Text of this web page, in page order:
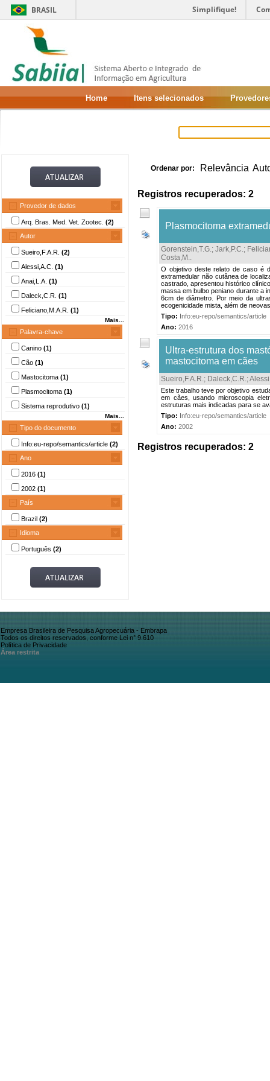
BRASIL Simplifique!
Home Itens selecionados
Provedor de dados
Arq. Bras. Med. Vet. Zootec. (2)
Autor
Sueiro,F.A.R. (2)
Alessi,A.C. (1)
Anai,L.A. (1)
Daleck,C.R. (1)
Feliciano,M.A.R. (1)
Mais...
Palavra-chave
Canino (1)
Cão (1)
Mastocitoma (1)
Plasmocitoma (1)
Sistema reprodutivo (1)
Mais...
Tipo do documento
Info:eu-repo/semantics/article (2)
Ano
2016 (1)
2002 (1)
País
Brazil (2)
Idioma
Português (2)
Ordenar por: Relevância
Registros recuperados: 2
Plasmocitoma
Gorenstein,T.G.; Jark,P.C.;
Costa,M..
O objetivo deste relato de caso é
extramedular não cutânea de
castrado, apresentou histórico
massa em bulbo peniano durante a
6cm de diâmetro. Por meio da
ecogenicidade mista, além de
Tipo: Info:eu-repo/semantics/article
Ano: 2016
Ultra-estrutura dos
mastocitoma em cães
Sueiro,F.A.R.; Daleck,C.R.;
Este trabalho teve por objetivo
em cães, usando microscopia
estruturas mais indicadas para se
Tipo: Info:eu-repo/semantics/article
Ano: 2002
Registros recuperados: 2
Empresa Brasileira de Pesquisa Agropecuária - Embrapa
Todos os direitos reservados, conforme Lei n° 9.610
Política de Privacidade
Área restrita